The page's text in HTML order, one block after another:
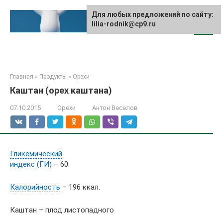
Главная » Продукты » Орехи
Каштан (орех каштана)
07.10.2015 Орехи Антон Веселов
Гликемический
индекс (ГИ) – 60.
Калорийность – 196 ккал.
Каштан – плод листопадного
Для любых предложений по сайту:
lilia-rodnik@cp9.ru